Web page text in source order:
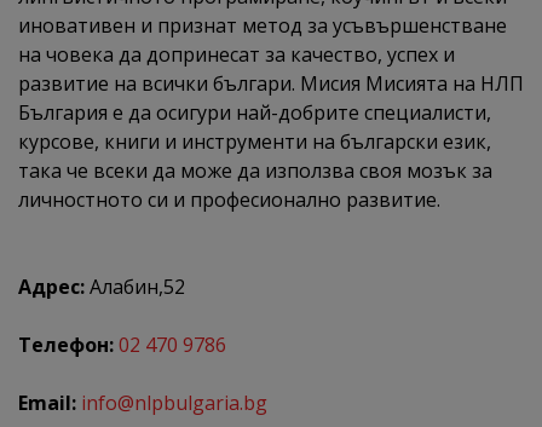
иновативен и признат метод за усъвършенстване
на човека да допринесат за качество, успех и
развитие на всички българи. Мисия Мисията на НЛП
България е да осигури най-добрите специалисти,
курсове, книги и инструменти на български език,
така че всеки да може да използва своя мозък за
личностното си и професионално развитие.
Адрес:Алабин,52
Телефон:02 470 9786
Email: info@nlpbulgaria.bg